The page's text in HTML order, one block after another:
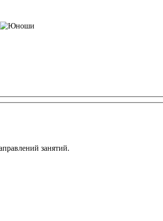
занятий.